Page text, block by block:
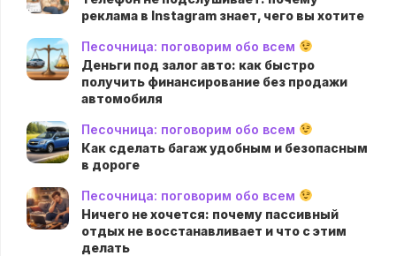
реклама в Instagram знает, чего вы хотите
Песочница: поговорим обо всем
Деньги под залог авто: как быстро
получить финансирование без продажи
автомобиля
Песочница: поговорим обо всем
Как сделать багаж удобным и безопасным
в дороге
Песочница: поговорим обо всем
Ничего не хочется: почему пассивный
отдых не восстанавливает и что с этим
делать